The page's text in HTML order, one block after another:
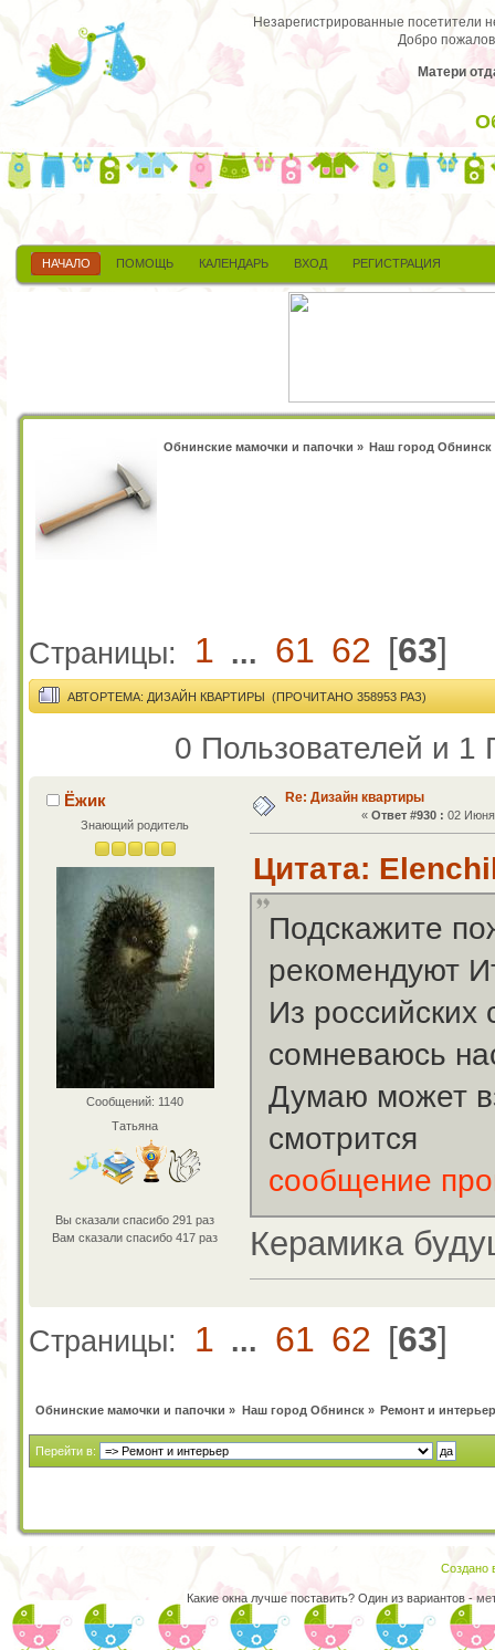
Незарегистрированные посетители
Добро
Матери
НАЧАЛО ПОМОЩЬ КАЛЕНДАРЬ ВХОД РЕГИСТРАЦИЯ
Обнинские мамочки и папочки » Наш город Обнинск
Страницы: 1 ... 61 62 [63]
АВТОРТЕМА: ДИЗАЙН КВАРТИРЫ (ПРОЧИТАНО 358953 РАЗ)
0 Пользователей и 1
Ёжик
Знающий родитель
Сообщений: 1140
Татьяна
Вы сказали спасибо 291 раз
Вам сказали спасибо 417 раз
Re: Дизайн квартиры
« Ответ #930 : 02 Июня
Цитата:
Подскажите
рекомендуют
Из
сомневаюсь
Думаю может
смотрится
сообщение
Керамика
Страницы: 1 ... 61 62 [63]
Обнинские мамочки и папочки » Наш город Обнинск» Ремонт и интерьер
Перейти в:
Создано
Какие окна лучше поставить? Один из вариантов -